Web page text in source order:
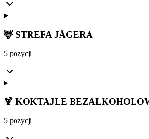
🦌 STREFA JÄGERA
5 pozycji
🍹 KOKTAJLE
5 pozycji